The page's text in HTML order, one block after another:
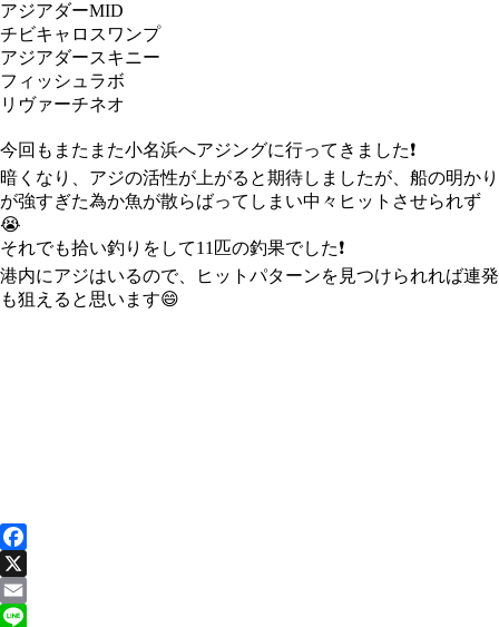
アジアダーMID
チビキャロスワンプ
アジアダースキニー
フィッシュラボ
リヴァーチネオ
今回もまたまた小名浜へアジングに行ってきました❗
暗くなり、アジの活性が上がると期待しましたが、船の明かり
が強すぎた為か魚が散らばってしまい中々ヒットさせられず
😭
それでも拾い釣りをして11匹の釣果でした❗
港内にアジはいるので、ヒットパターンを見つけられれば連発
も狙えると思います😄
Facebook
X
Email